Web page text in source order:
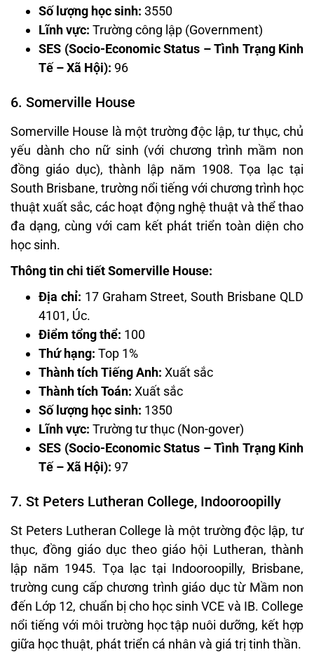
Số lượng học sinh: 3550
Lĩnh vực: Trường công lập (Government)
SES (Socio-Economic Status – Tình Trạng Kinh
Tế – Xã Hội): 96
6. Somerville House
Somerville House là một trường độc lập, tư thục, chủ
yếu dành cho nữ sinh (với chương trình mầm non
đồng giáo dục), thành lập năm 1908. Tọa lạc tại
South Brisbane, trường nổi tiếng với chương trình học
thuật xuất sắc, các hoạt động nghệ thuật và thể thao
đa dạng, cùng với cam kết phát triển toàn diện cho
học sinh.
Thông tin chi tiết Somerville House:
Địa chỉ: 17 Graham Street, South Brisbane QLD
4101, Úc.
Điểm tổng thể: 100
Thứ hạng: Top 1%
Thành tích Tiếng Anh: Xuất sắc
Thành tích Toán: Xuất sắc
Số lượng học sinh: 1350
Lĩnh vực: Trường tư thục (Non-gover)
SES (Socio-Economic Status – Tình Trạng Kinh
Tế – Xã Hội): 97
7. St Peters Lutheran College, Indooroopilly
St Peters Lutheran College là một trường độc lập, tư
thục, đồng giáo dục theo giáo hội Lutheran, thành
lập năm 1945. Tọa lạc tại Indooroopilly, Brisbane,
trường cung cấp chương trình giáo dục từ Mầm non
đến Lớp 12, chuẩn bị cho học sinh VCE và IB. College
nổi tiếng với môi trường học tập nuôi dưỡng, kết hợp
giữa học thuật, phát triển cá nhân và giá trị tinh thần.